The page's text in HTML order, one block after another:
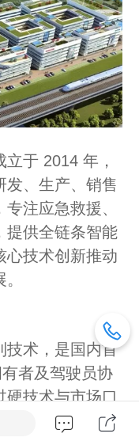
于 2014 年，
发、生产、销售
注应急救援、
提供全链条智能
心技术创新推动
技术，是国内首
者及驾驶员协
硬技术与市场口